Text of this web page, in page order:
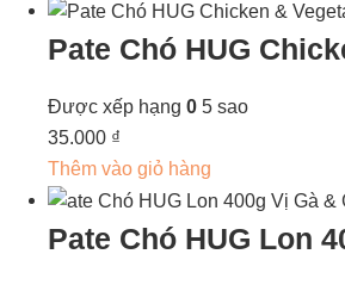
Pate Chó HUG
Được xếp hạng 0 5 sao
35.000 ₫
Thêm vào giỏ hàng
Pate Chó HUG Lon